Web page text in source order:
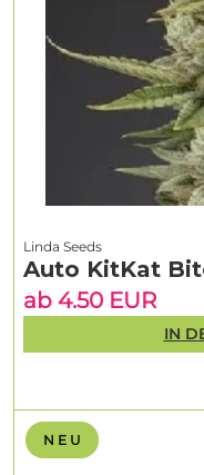
N E U
Linda Seeds
Auto KitKat
ab 4.50 EUR
IN